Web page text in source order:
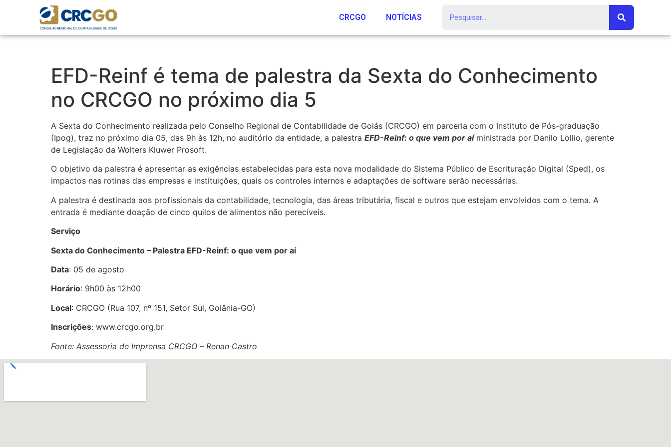
CRCGO NOTÍCIAS
EFD-Reinf é tema de palestra da Sexta do Conhecimento
no CRCGO no próximo dia 5
A Sexta do Conhecimento realizada pelo Conselho Regional de Contabilidade de Goiás (CRCGO) em parceria com o Instituto de Pós-graduação
(Ipog), traz no próximo dia 05, das 9h às 12h, no auditório da entidade, a palestra EFD-Reinf: o que vem por aíministrada por Danilo Lollio, gerente
de Legislação da Wolters Kluwer Prosoft.
O objetivo da palestra é apresentar as exigências estabelecidas para esta nova modalidade do Sistema Público de Escrituração Digital (Sped), os
impactos nas rotinas das empresas e instituições, quais os controles internos e adaptações de software serão necessárias.
A palestra é destinada aos profissionais da contabilidade, tecnologia, das áreas tributária, fiscal e outros que estejam envolvidos com o tema. A
entrada é mediante doação de cinco quilos de alimentos não perecíveis.
Serviço
Sexta do Conhecimento – Palestra EFD-Reinf: o que vem por aí
Data: 05 de agosto
Horário: 9h00 às 12h00
Local: CRCGO (Rua 107, nº 151, Setor Sul, Goiânia-GO)
Inscrições: www.crcgo.org.br
Fonte: Assessoria de Imprensa CRCGO – Renan Castro